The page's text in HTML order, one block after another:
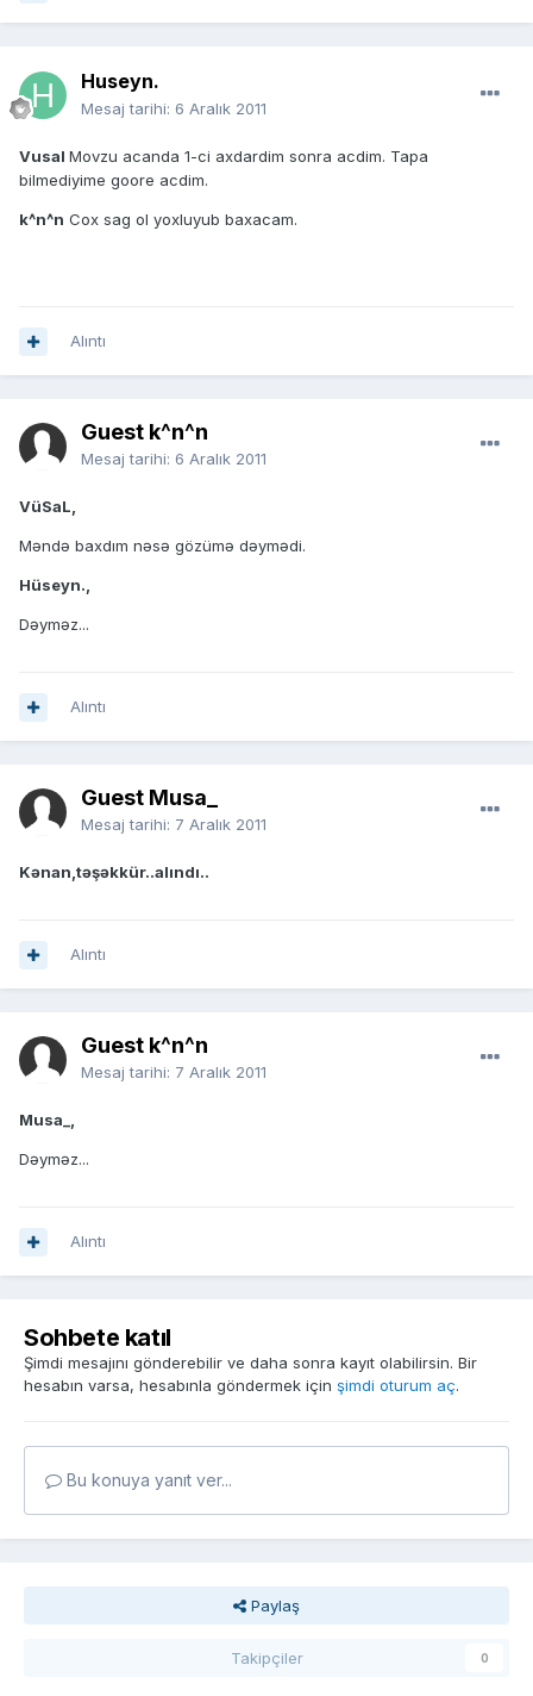
Huseyn.
Mesaj tarihi: 6 Aralık 2011
Vusal Movzu acanda 1-ci axdardim sonra acdim. Tapa
bilmediyime goore acdim.
k^n^n Cox sag ol yoxluyub baxacam.
Alıntı
Guest k^n^n
Mesaj tarihi: 6 Aralık 2011
VüSaL,
Məndə baxdım nəsə gözümə dəymədi.
Hüseyn.,
Dəyməz...
Alıntı
Guest Musa_
Mesaj tarihi: 7 Aralık 2011
Kənan,təşəkkür..alındı..
Alıntı
Guest k^n^n
Mesaj tarihi: 7 Aralık 2011
Musa_,
Dəyməz...
Alıntı
Sohbete katıl
Şimdi mesajını gönderebilir ve daha sonra kayıt olabilirsin. Bir
hesabın varsa, hesabınla göndermek için şimdi oturum aç.
Bu konuya yanıt ver...
Paylaş
Takipçiler 0